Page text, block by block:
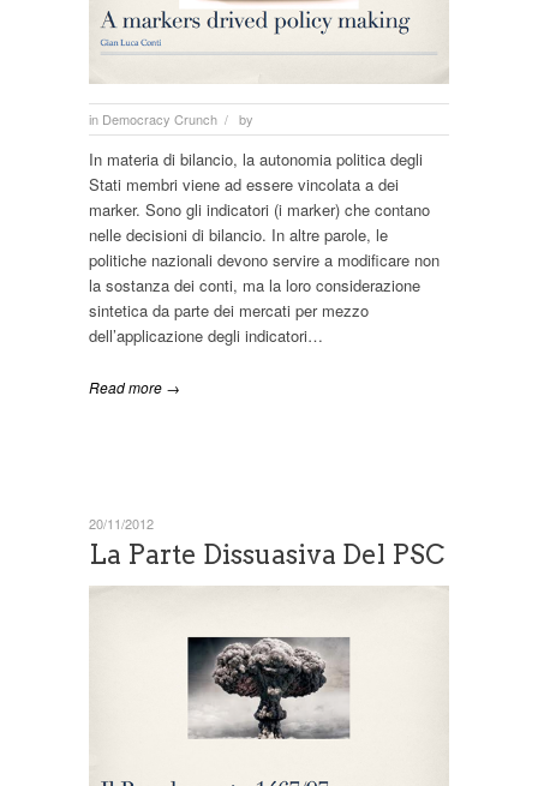
in Democracy Crunch / by
In materia di bilancio, la autonomia politica degli
Stati membri viene ad essere vincolata a dei
marker. Sono gli indicatori (i marker) che contano
nelle decisioni di bilancio. In altre parole, le
politiche nazionali devono servire a modificare non
la sostanza dei conti, ma la loro considerazione
sintetica da parte dei mercati per mezzo
dell’applicazione degli indicatori…
Read more →
La Parte Dissuasiva Del PSC
20/11/2012